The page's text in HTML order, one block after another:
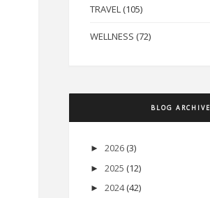
TRAVEL (105)
WELLNESS (72)
BLOG ARCHIVE
► 2026 (3)
► 2025 (12)
► 2024 (42)